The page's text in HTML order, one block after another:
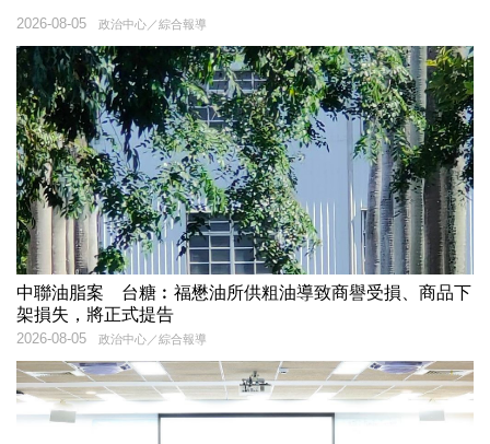
政治中心／綜合報導
2026-08-05
中聯油脂案 台糖︰福懋油所供粗油導致商譽受損、商品下
架損失，將正式提告
政治中心／綜合報導
2026-08-05